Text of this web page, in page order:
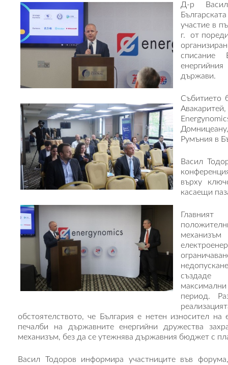
Д-р
участие в
г. от
списание
държави.
Събитието
Румъния в
Васил
върху
касаещи
създаде
период.
обстоятелството, че България е нетен износител на
печалби на държавните енергийни дружества
механизъм, без да се утежнява държавния бюджет с
Васил Тодоров информира участниците във